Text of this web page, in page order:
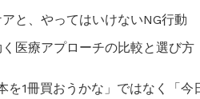
と、やってはいけないNG行動
医療アプローチの比較と選び方
を1冊買おうかな」ではなく「今